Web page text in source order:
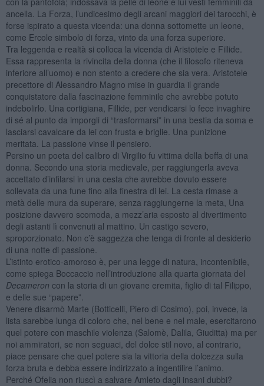
ancella. La Forza, l’undicesimo degli arcani maggiori dei tarocchi, è
forse ispirato a questa vicenda: una donna sottomette un leone,
come Ercole simbolo di forza, vinto da una forza superiore.
Tra leggenda e realtà si colloca la vicenda di Aristotele e Fillide.
Essa rappresenta la rivincita della donna (che il filosofo riteneva
inferiore all’uomo) e non stento a credere che sia vera. Aristotele
precettore di Alessandro Magno mise in guardia il grande
conquistatore dalla fascinazione femminile che avrebbe potuto
indebolirlo. Una cortigiana, Fillide, per vendicarsi lo fece invaghire
di sé al punto da imporgli di “trasformarsi” in una bestia da soma e
lasciarsi cavalcare da lei con frusta e briglie. Una punizione
meritata. La passione vinse il pensiero.
Persino un poeta del calibro di Virgilio fu vittima della beffa di una
donna. Secondo una storia medievale, per raggiungerla aveva
accettato d’infilarsi in una cesta che avrebbe dovuto essere
sollevata da una fune fino alla finestra di lei. La cesta rimase a
metà delle mura da superare, senza raggiungerne la meta, Una
posizione davvero scomoda, a mezz’aria esposto al divertimento
degli astanti lì convenuti al mattino. Un castigo severo,
sproporzionato. Non c’è saggezza che tenga di fronte al desiderio
di una notte di passione.
L’istinto erotico-amoroso è, per una legge di natura, incontenibile,
come spiega Boccaccio nell’introduzione alla quarta giornata del
Decameron con la storia di un giovane eremita, figlio di tal Filippo,
e delle sue “papere”.
Venere disarmò Marte (Botticelli, Piero di Cosimo), poi, invece, la
lista sarebbe lunga di coloro che, nel bene e nel male, esercitarono
quel potere con maschile violenza (Salomè, Dalila, Giuditta) ma per
noi ammiratori, se non seguaci, del dolce stil novo, al contrario,
piace pensare che quel potere sia la vittoria della dolcezza sulla
forza bruta e debba essere indirizzato a ingentilire l’animo.
Perché Ofelia non riuscì a salvare Amleto dagli insani dubbi?